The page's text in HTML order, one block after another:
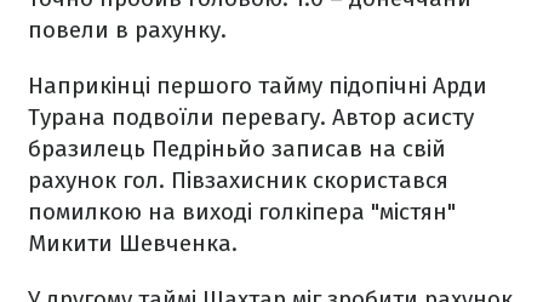
повели в рахунку.
Наприкінці першого тайму підопічні Арди
Турана подвоїли перевагу. Автор асисту
бразилець Педріньйо записав на свій
рахунок гол. Півзахисник скористався
помилкою на виході голкіпера "містян"
Микити Шевченка.